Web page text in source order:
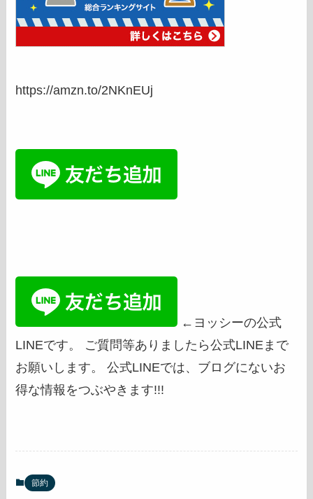
https://amzn.to/2NKnEUj
←ヨッシーの公式
LINEです。 ご質問等ありましたら公式LINEまで
お願いします。 公式LINEでは、ブログにないお
得な情報をつぶやきます!!!
節約